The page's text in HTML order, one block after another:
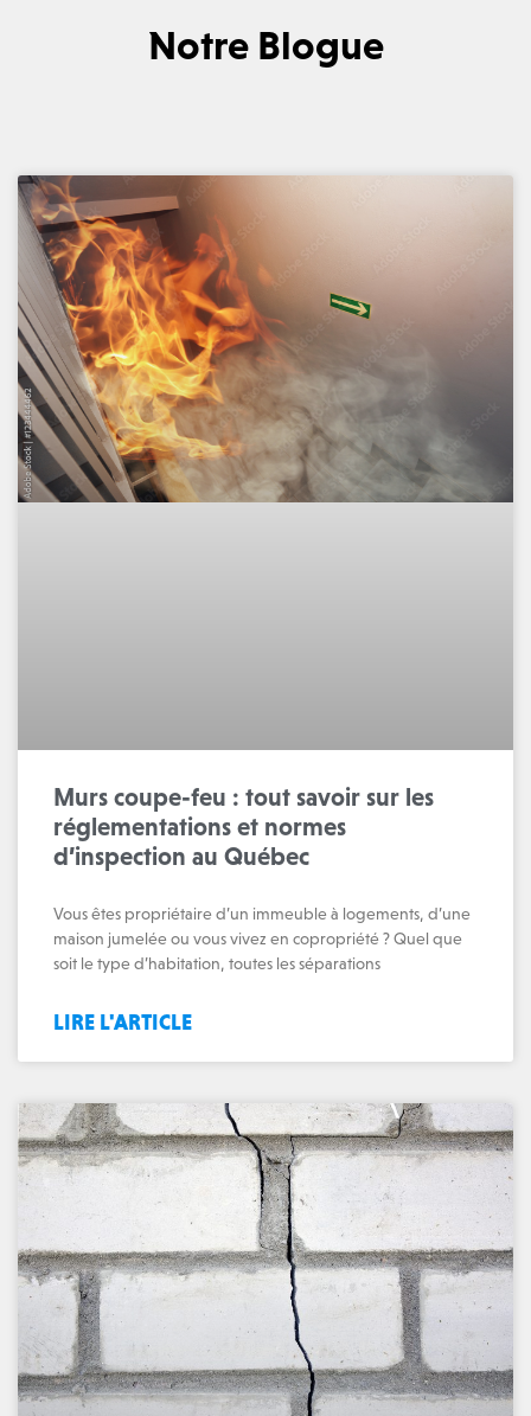
Notre Blogue
Murs coupe-feu : tout savoir sur les
réglementations et normes
d’inspection au Québec
Vous êtes propriétaire d’un immeuble à logements, d’une
maison jumelée ou vous vivez en copropriété ? Quel que
soit le type d’habitation, toutes les séparations
LIRE L'ARTICLE